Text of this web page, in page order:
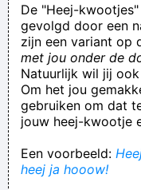
De "Heej-
gevolgd door een
zijn een variant op
met jou onder de
Natuurlijk wil jij
Om het jou
gebruiken om dat
jouw heej-kwootje
Een voorbeeld:
heej ja hooow!